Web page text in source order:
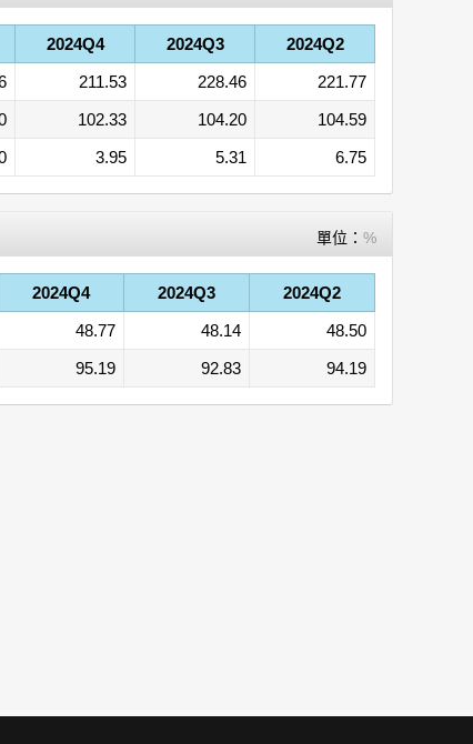
2024Q4 2024Q3
2024Q2
211.53 228.46
221.77
102.33 104.20
104.59
3.95 5.31 6.75
單位： %
2024Q4 2024Q3
2024Q2
48.77 48.14
48.50
95.19 92.83 94.19